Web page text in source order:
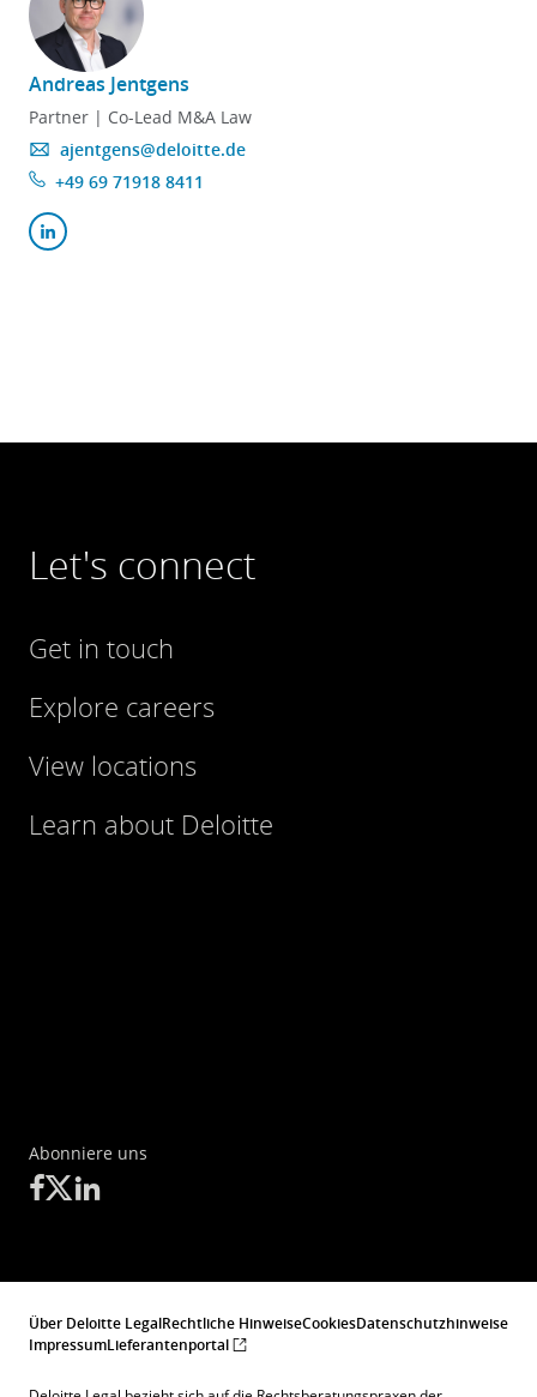
Andreas Jentgens
Partner | Co-Lead M&A Law
ajentgens@deloitte.de
+49 69 71918 8411
Let's connect
Get in touch
Explore careers
View locations
Learn about Deloitte
Abonniere uns
Über Deloitte LegalRechtliche HinweiseCookiesDatenschutzhinweise
ImpressumLieferantenportal